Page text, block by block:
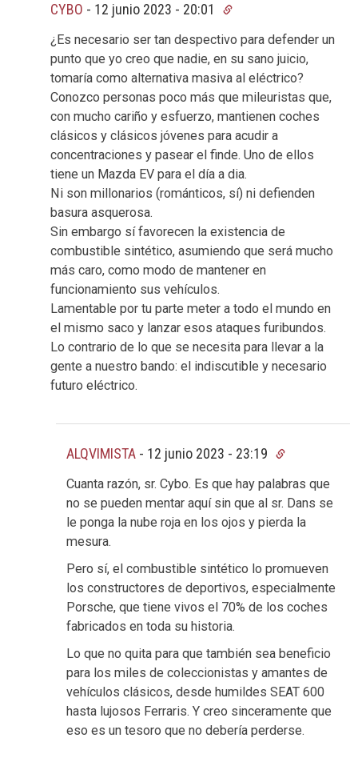
CYBO - 12 junio 2023 - 20:01
¿Es necesario ser tan despectivo para defender un
punto que yo creo que nadie, en su sano juicio,
tomaría como alternativa masiva al eléctrico?
Conozco personas poco más que mileuristas que,
con mucho cariño y esfuerzo, mantienen coches
clásicos y clásicos jóvenes para acudir a
concentraciones y pasear el finde. Uno de ellos
tiene un Mazda EV para el día a dia.
Ni son millonarios (románticos, sí) ni defienden
basura asquerosa.
Sin embargo sí favorecen la existencia de
combustible sintético, asumiendo que será mucho
más caro, como modo de mantener en
funcionamiento sus vehículos.
Lamentable por tu parte meter a todo el mundo en
el mismo saco y lanzar esos ataques furibundos.
Lo contrario de lo que se necesita para llevar a la
gente a nuestro bando: el indiscutible y necesario
futuro eléctrico.
ALQVIMISTA - 12 junio 2023 - 23:19
Cuanta razón, sr. Cybo. Es que hay palabras que
no se pueden mentar aquí sin que al sr. Dans se
le ponga la nube roja en los ojos y pierda la
mesura.
Pero sí, el combustible sintético lo promueven
los constructores de deportivos, especialmente
Porsche, que tiene vivos el 70% de los coches
fabricados en toda su historia.
Lo que no quita para que también sea beneficio
para los miles de coleccionistas y amantes de
vehículos clásicos, desde humildes SEAT 600
hasta lujosos Ferraris. Y creo sinceramente que
eso es un tesoro que no debería perderse.